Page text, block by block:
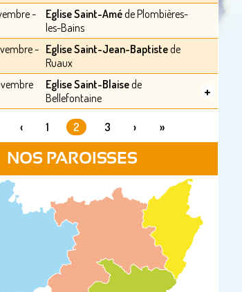
-
Eglise Saint-Améde Plombières-
les-Bains
- Eglise Saint-Jean-Baptistede
Ruaux
Eglise Saint-Blaisede
Bellefontaine
+
‹ 1 2 3 › »
NOS PAROISSES